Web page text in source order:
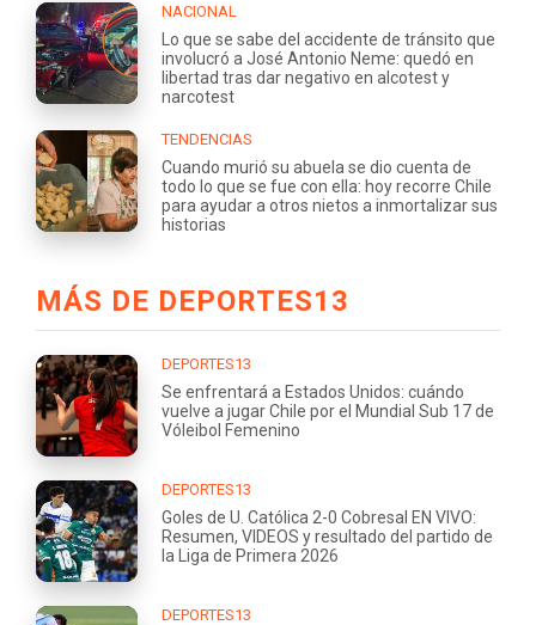
NACIONAL
Lo que se sabe del accidente de tránsito que
involucró a José Antonio Neme: quedó en
libertad tras dar negativo en alcotest y
narcotest
TENDENCIAS
Cuando murió su abuela se dio cuenta de
todo lo que se fue con ella: hoy recorre Chile
para ayudar a otros nietos a inmortalizar sus
historias
MÁS DE DEPORTES13
DEPORTES13
Se enfrentará a Estados Unidos: cuándo
vuelve a jugar Chile por el Mundial Sub 17 de
Vóleibol Femenino
DEPORTES13
Goles de U. Católica 2-0 Cobresal EN VIVO:
Resumen, VIDEOS y resultado del partido de
la Liga de Primera 2026
DEPORTES13